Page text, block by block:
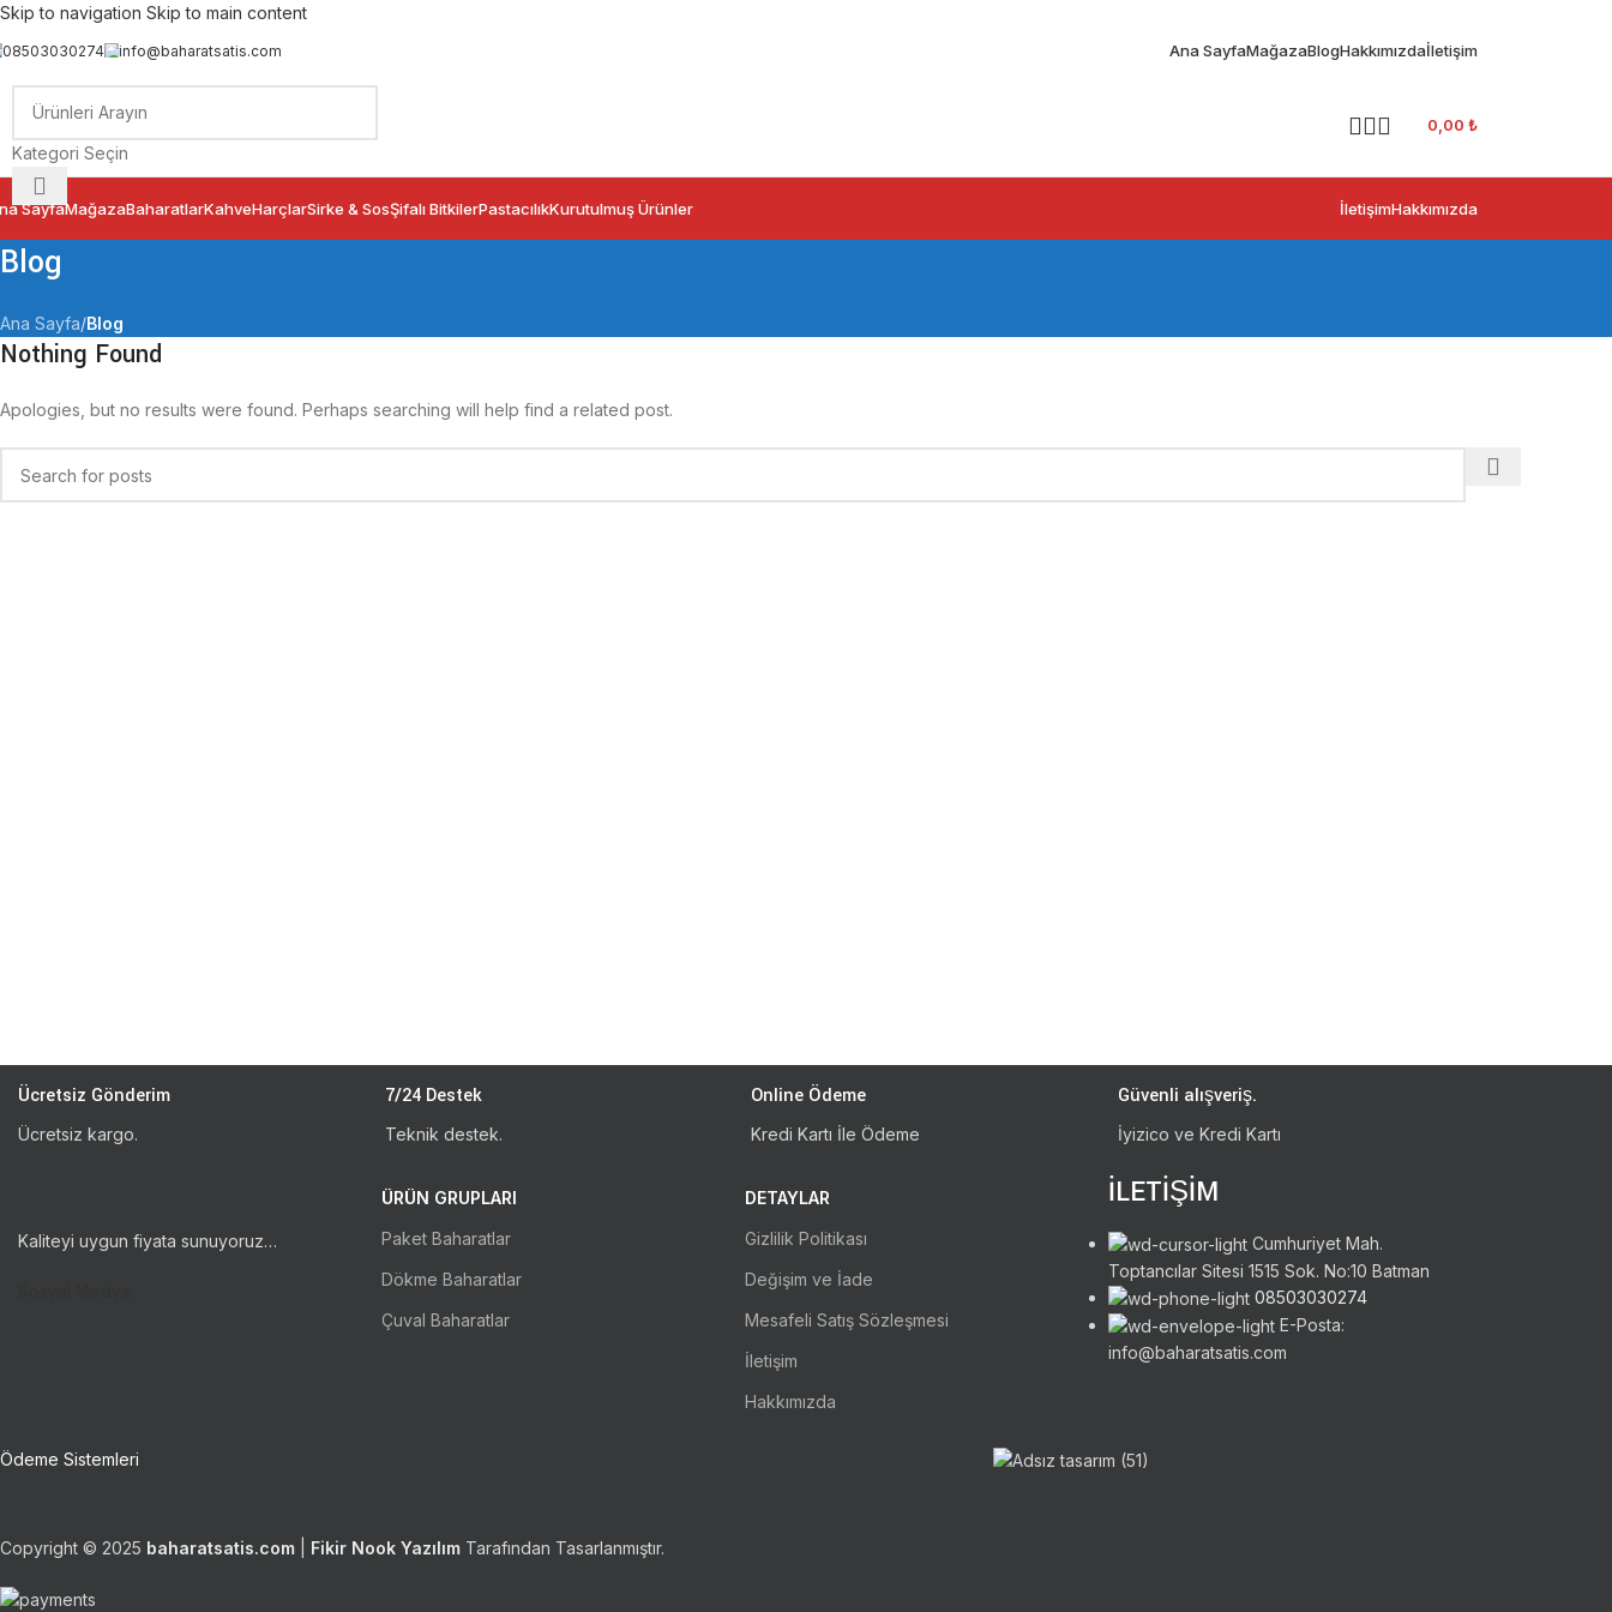
Skip to navigation Skip to main content
08503030274 info@baharatsatis.com Ana SayfaMağazaBlogHakkımızdaİletişim
Kategori Seçin
0,00 ₺
SayfaMağazaBaharatlarKahveHarçlarSirke & SosŞifalı BitkilerPastacılıkKurutulmuş Ürünler İletişimHakkımızda
Blog
Ana Sayfa/Blog
Nothing Found
Apologies, but no results were found. Perhaps searching will help find a related post.
Ücretsiz Gönderim
Ücretsiz kargo.
7/24 Destek
Teknik destek.
Online Ödeme
Kredi Kartı İle Ödeme
Güvenli alışveriş.
İyizico ve Kredi Kartı
Kaliteyi uygun fiyata sunuyoruz…
ÜRÜN GRUPLARI
Paket Baharatlar
Dökme Baharatlar
Çuval Baharatlar
DETAYLAR
Gizlilik Politikası
Değişim ve İade
Mesafeli Satış Sözleşmesi
İletişim
Hakkımızda
İLETİŞİM
Cumhuriyet Mah.
Toptancılar Sitesi 1515 Sok. No:10 Batman
08503030274
E-Posta:
info@baharatsatis.com
Ödeme Sistemleri
Copyright © 2025 baharatsatis.com Fikir Nook Yazılım Tarafından Tasarlanmıştır.